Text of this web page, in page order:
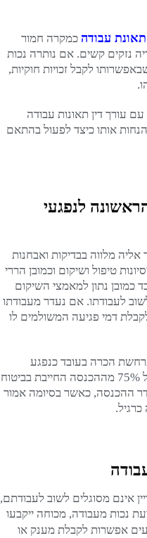
תאונת עבודה כמקרה חמור
נזקים קשים. אם נותרה נכות
לקבל זכויות חוקיות,
עורך דין תאונות עבודה
אותו כיצד לפעול בהתאם
לנפגעי
מלווה בבדיקות ואבחנות
טיפול ושיקום וכמובן הררי
כמובן נתון למאמצי השיקום
לעבודתו. אם נעדר מעבודתו
לקבלת דמי פגיעה המשולמים לו
הכרה בעובד כנפגע
עבודה. התשלום שניתן לו (שמבוסס על 75% מההכנסה החייבת בביטוח
ההכנסה, כאשר בסיומה אמור
אינם מסוגלים לשוב לעבודתם,
נכות מעבודה, מכוחה ייקבעו
אפשרות לקבלת מענק או